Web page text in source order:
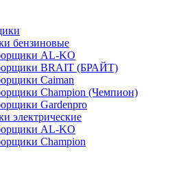
бензиновые
AL-KO
BRAIT (БРАЙТ)
Caiman
Champion (Чемпион)
Gardenpro
электрические
AL-KO
Champion